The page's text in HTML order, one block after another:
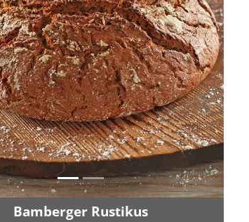
Vor
Bamberger Rustikus